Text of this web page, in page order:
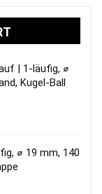
| 1-läufig, ⌀
Kugel-Ball
⌀ 19 mm, 140